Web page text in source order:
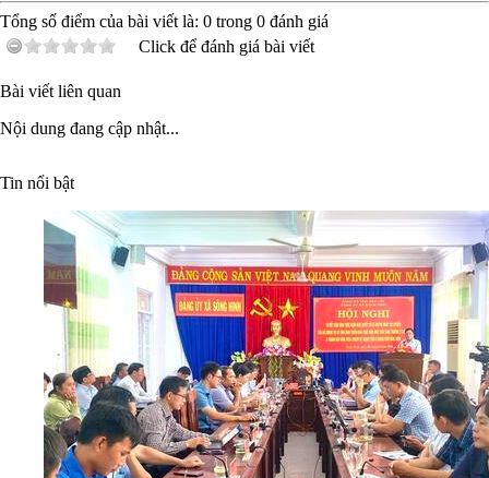
Tổng số điểm của bài viết là: 0 trong 0 đánh giá
Click để đánh giá bài viết
Bài viết liên quan
Nội dung đang cập nhật...
Tin nổi bật